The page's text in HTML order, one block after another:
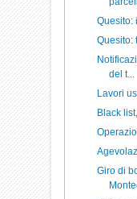
Quesito:
Quesito:
del t...
Lavori
Black
Giro di